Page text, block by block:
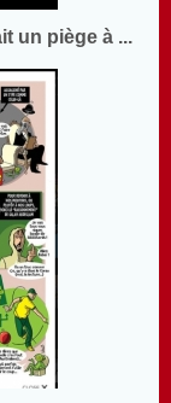
un piège à ...